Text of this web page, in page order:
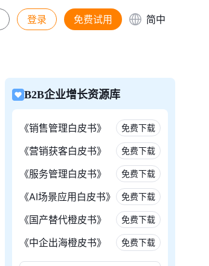
登录 免费试用 简中
B2B企业增长资源库
《销售管理白皮书》 免费下载
《营销获客白皮书》 免费下载
《服务管理白皮书》 免费下载
《AI场景应用白皮书》 免费下载
《国产替代橙皮书》 免费下载
《中企出海橙皮书》 免费下载